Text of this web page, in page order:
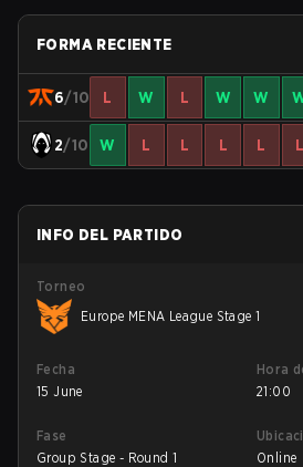
FORMA RECIENTE
6/10 L W L W W
2/10 W L L L L L
INFO DEL PARTIDO
Torneo
Europe MENA League Stage 1
Fecha
15 June
Hora
21:00
Fase
Group Stage - Round 1
Online